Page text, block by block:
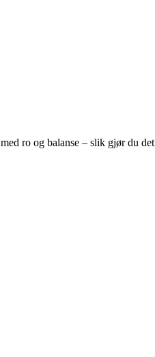
ro og balanse – slik gjør du det